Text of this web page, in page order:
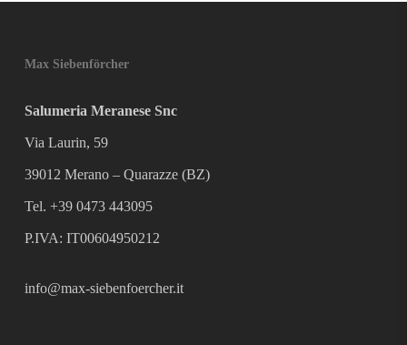
Max Siebenförcher
Salumeria Meranese Snc
Via Laurin, 59
39012 Merano – Quarazze (BZ)
Tel. +39 0473 443095
P.IVA: IT00604950212
info@max-siebenfoercher.it